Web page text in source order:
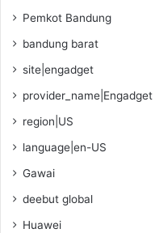
Pemkot Bandung
bandung barat
site|engadget
provider_name|Engadget
region|US
language|en-US
Gawai
deebut global
Huawei